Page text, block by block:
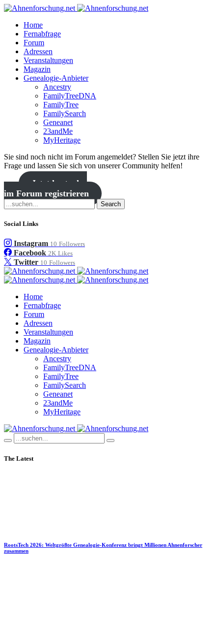
Home
Fernabfrage
Forum
Adressen
Veranstaltungen
Magazin
Genealogie-Anbieter
Ancestry
FamilyTreeDNA
FamilyTree
FamilySearch
Geneanet
23andMe
MyHeritage
Sie sind noch nicht im Forum angemeldet? Stellen Sie jetzt ihre
Frage und lassen Sie sich von unserer Community helfen!
Jetzt kostenlos
im Forum registrieren
Search
Social Links
Instagram 10 Followers
Facebook 2K Likes
Twitter 10 Followers
Home
Fernabfrage
Forum
Adressen
Veranstaltungen
Magazin
Genealogie-Anbieter
Ancestry
FamilyTreeDNA
FamilyTree
FamilySearch
Geneanet
23andMe
MyHeritage
The Latest
RootsTech 2026: Weltgrößte Genealogie-Konferenz bringt Millionen Ahnenforscher
zusammen